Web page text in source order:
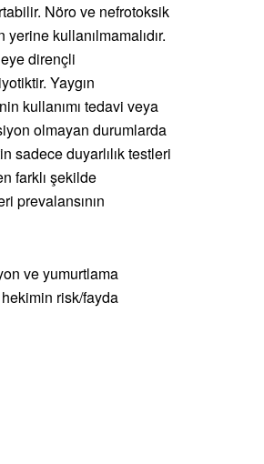
Nöro ve nefrotoksik
kullanılmamalıdır.
dirençli
Yaygın
kullanımı tedavi veya
olmayan durumlarda
sadece duyarlılık testleri
farklı şekilde
prevalansının
ve yumurtlama
risk/fayda